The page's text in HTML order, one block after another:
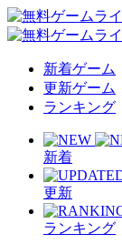
新着ゲーム
更新ゲーム
ランキング
新着
更新
ランキング